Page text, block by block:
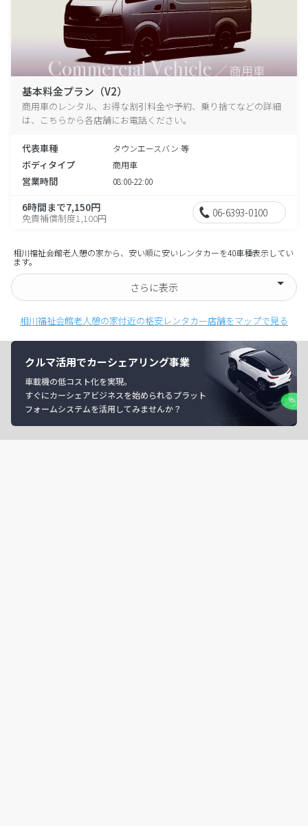
基本料金プラン（V2）
商用車のレンタル、お得な割引料金や予約、乗り捨てなどの詳細
は、こちらから各店舗にお電話ください。
代表車種 タウンエースバン 等
ボディタイプ 商用車
営業時間 08:00-22:00
6時間まで7,150円
免責補償制度1,100円 06-6393-0100
相川福祉会館老人憩の家から、安い順に安いレンタカーを40車種表示してい
ます。
さらに表示
相川福祉会館老人憩の家付近の格安レンタカー店舗をマップで見る
クルマ活用でカーシェアリング事業
車載機の低コスト化を実現。
すぐにカーシェアビジネスを始められるプラット
フォームシステムを活用してみませんか？